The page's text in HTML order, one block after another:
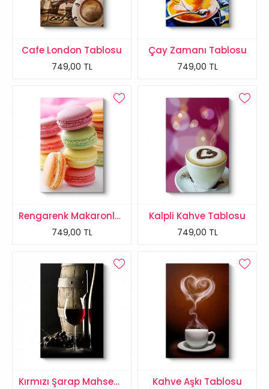
Cafe London Tablosu
749,00 TL
Çay Zamanı Tablosu
749,00 TL
Rengarenk Makaronlar Tablosu
749,00 TL
Kalpli Kahve Tablosu
749,00 TL
Kırmızı Şarap Mahseni Tablosu Kahve Aşkı Tablosu